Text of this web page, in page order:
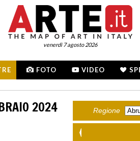
venerdì 7 agosto 2026
FOTO VIDEO
2024 Regione